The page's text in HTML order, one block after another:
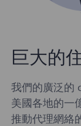
巨大的
我們的廣泛的
美國各地的一
推動代理網絡